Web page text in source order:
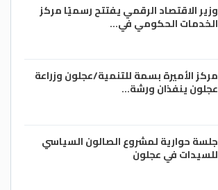
وزير الاقتصاد الرقمي يفتتح رسميًا مركز
الخدمات الحكومي في…
مركز الأميرة بسمة للتنمية/عجلون وزراعة
عجلون ينفذان ورشة…
جلسة حوارية لمشروع الصالون السياسي
للسيدات في عجلون